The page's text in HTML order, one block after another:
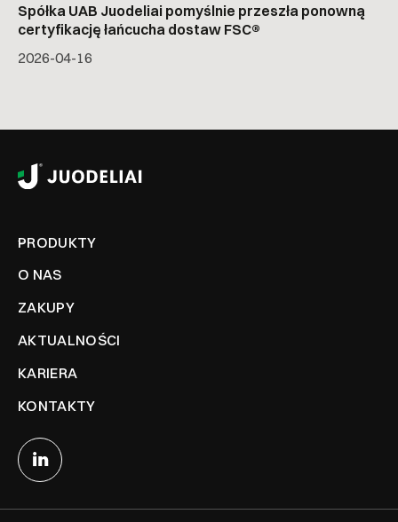
Spółka UAB Juodeliai pomyślnie przeszła ponowną
certyfikację łańcucha dostaw FSC®
2026-04-16
PRODUKTY
O NAS
ZAKUPY
AKTUALNOŚCI
KARIERA
KONTAKTY